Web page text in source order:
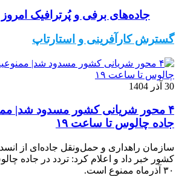
جاده‌های برفی و پُرترافیک
گسترش کارآفرینی و استارتاپ
30 آذر 1404
۴ محور شریانی کشور مسدود شد|
جاده چالوس تا ساعت ۱۹
۳۰ آذرماه ممنوع است.